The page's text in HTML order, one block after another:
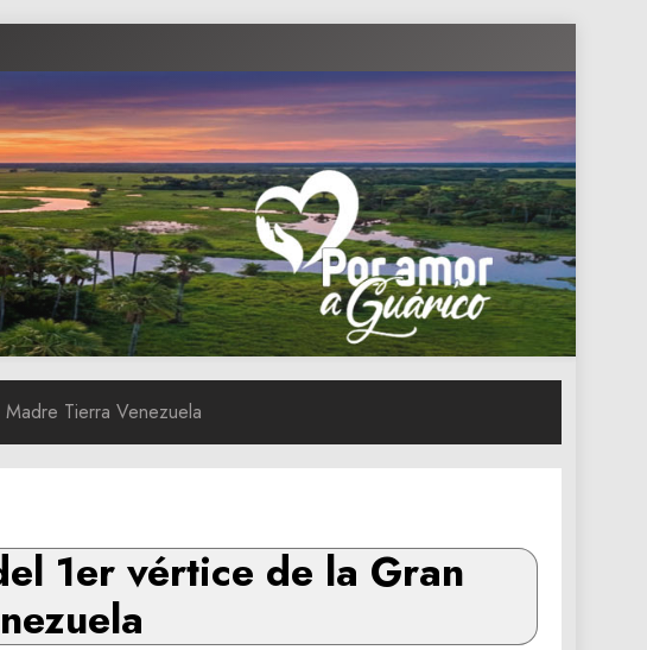
Tierra Venezuela
1er vértice de la Gran